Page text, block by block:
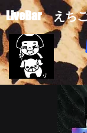
​LiveBar えち